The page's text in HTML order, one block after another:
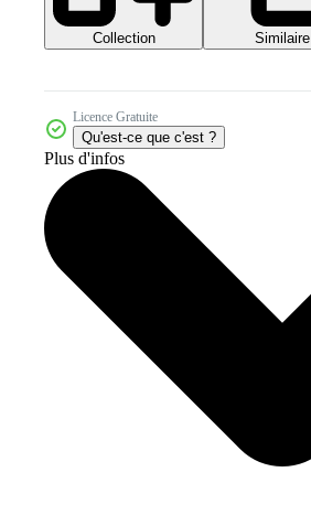
Collection Similaire
Licence Gratuite
Qu'est-ce que c'est ?
Plus d'infos